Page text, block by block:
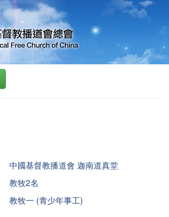
中國基督教播道會 迦南道真堂
教牧2名
教牧一 (青少年事工)